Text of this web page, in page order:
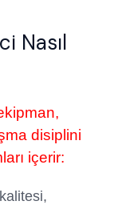
Nasıl
disiplini
içerir: